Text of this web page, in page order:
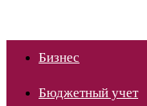
Бизнес
Бюджетный учет